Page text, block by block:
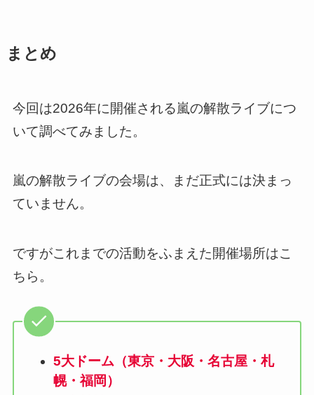
まとめ
今回は2026年に開催される嵐の解散ライブにつ
いて調べてみました。
嵐の解散ライブの会場は、まだ正式には決まっ
ていません。
ですがこれまでの活動をふまえた開催場所はこ
ちら。
5大ドーム（東京・大阪・名古屋・札
幌・福岡）